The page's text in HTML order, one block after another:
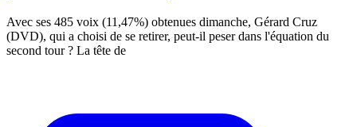
Avec ses 485 voix (11,47%) obtenues dimanche, Gérard Cruz
(DVD), qui a choisi de se retirer, peut-il peser dans l'équation du
second tour ? La tête de